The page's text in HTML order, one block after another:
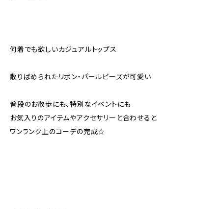
何着でも欲しいカジュアルトップス
散りばめられたリボン・パールビーズが可愛い
普段のお散歩にも、特別なイベントにも
お気入りのアイテムやアクセサリーと合わせると
ワンランク上のコーデの完成☆